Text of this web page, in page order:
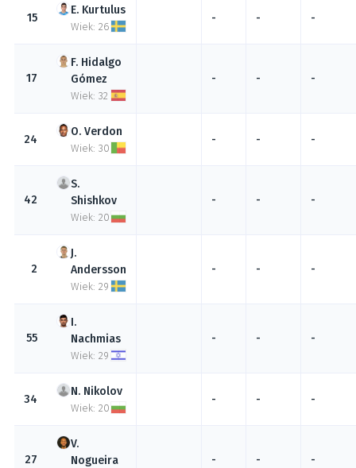
15
Kurtulus
Wiek: 26
- - -
17
Hidalgo
Gómez
Wiek: 32
- - -
24
Verdon
Wiek: 30
- - -
42 Shishkov
Wiek: 20
- - -
2 Andersson
Wiek: 29
- - -
55 Nachmias
Wiek: 29
- - -
34
Nikolov
Wiek: 20
- - -
27 Nogueira - - -